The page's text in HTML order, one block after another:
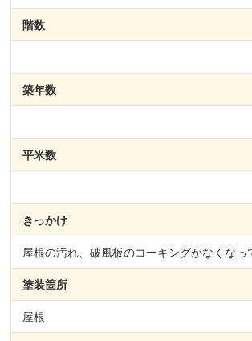
階数
築年数
平米数
きっかけ
屋根の汚れ、破風板のコーキングがなくなっ
塗装箇所
屋根